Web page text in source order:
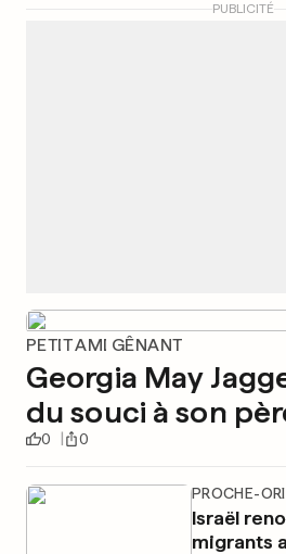
PUBLICITÉ
PETIT AMI GÊNANT
Georgia May
du souci à son
0 0
PROCHE-
Israël
migrants